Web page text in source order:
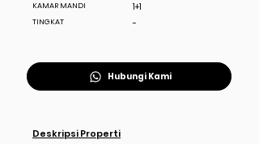
KAMAR MANDI
TINGKAT
1+1
-
Hubungi Kami
Deskripsi Properti